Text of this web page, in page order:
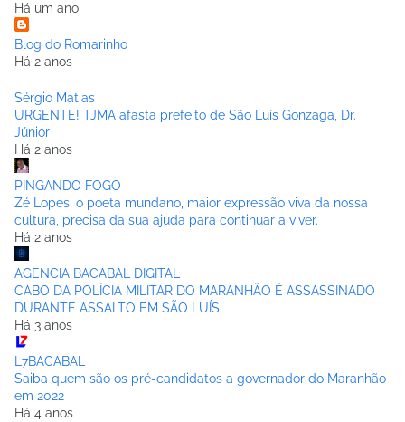
Há um ano
Blog do Romarinho
Há 2 anos
Sérgio Matias
URGENTE! TJMA afasta prefeito de São Luís Gonzaga, Dr.
Júnior
Há 2 anos
PINGANDO FOGO
Zé Lopes, o poeta mundano, maior expressão viva da nossa
cultura, precisa da sua ajuda para continuar a viver.
Há 2 anos
AGENCIA BACABAL DIGITAL
CABO DA POLÍCIA MILITAR DO MARANHÃO É ASSASSINADO
DURANTE ASSALTO EM SÃO LUÍS
Há 3 anos
L7BACABAL
Saiba quem são os pré-candidatos a governador do Maranhão
em 2022
Há 4 anos